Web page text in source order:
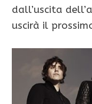
dall’uscita
uscirà il